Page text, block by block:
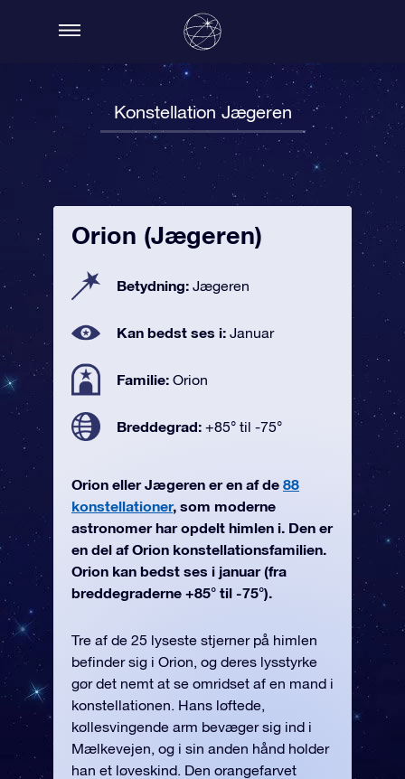
Konstellation Jægeren
Orion (Jægeren)
Betydning: Jægeren
Kan bedst ses i: Januar
Familie: Orion
Breddegrad: +85° til -75°
Orion eller Jægeren er en af de 88
konstellationer, som moderne
astronomer har opdelt himlen i. Den er
en del af Orion konstellationsfamilien.
Orion kan bedst ses i januar (fra
breddegraderne +85° til -75°).
Tre af de 25 lyseste stjerner på himlen
befinder sig i Orion, og deres lysstyrke
gør det nemt at se omridset af en mand i
konstellationen. Hans løftede,
køllesvingende arm bevæger sig ind i
Mælkevejen, og i sin anden hånd holder
han et løveskind. Den orangefarvet